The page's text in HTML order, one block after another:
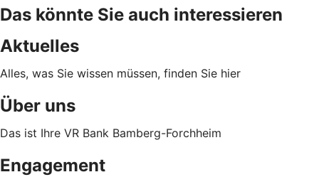
Das könnte Sie auch interessieren
Aktuelles
Alles, was Sie wissen müssen, finden Sie hier
Über uns
Das ist Ihre VR Bank Bamberg-Forchheim
Engagement